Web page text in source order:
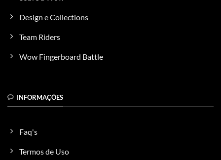
Design e Collections
Team Riders
Wow Fingerboard Battle
INFORMAÇÕES
Faq's
Termos de Uso